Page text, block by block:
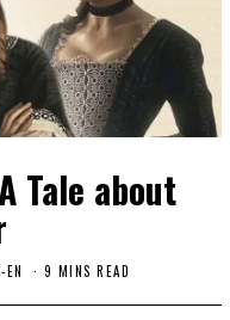
Tale about
EN 9 MINS READ